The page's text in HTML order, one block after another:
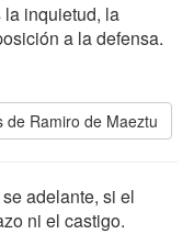
inquietud, la
a la defensa.
de Ramiro de Maeztu
adelante, si el
ni el castigo.